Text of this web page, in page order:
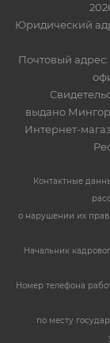
Юридический
Почтовый адрес:
выдано
Интернет-
Контактные
о нарушении их
Начальник
Номер телефона
по месту